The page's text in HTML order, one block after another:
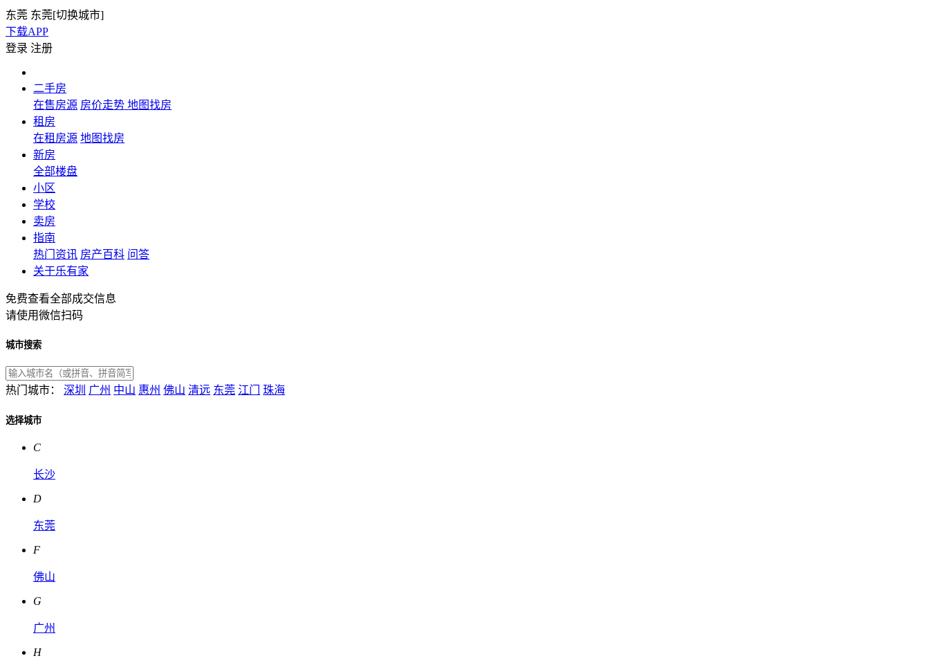
东莞 东莞[切换城市]
下载APP
登录 注册
二手房
在售房源 房价走势 地图找房
租房
在租房源 地图找房
新房
全部楼盘
小区
学校
卖房
指南
热门资讯 房产百科 问答
关于乐有家
免费查看全部成交信息
请使用微信扫码
城市搜索
热门城市： 深圳 广州 中山 惠州 佛山 清远 东莞 江门 珠海
选择城市
C
长沙
D
东莞
F
佛山
G
广州
H